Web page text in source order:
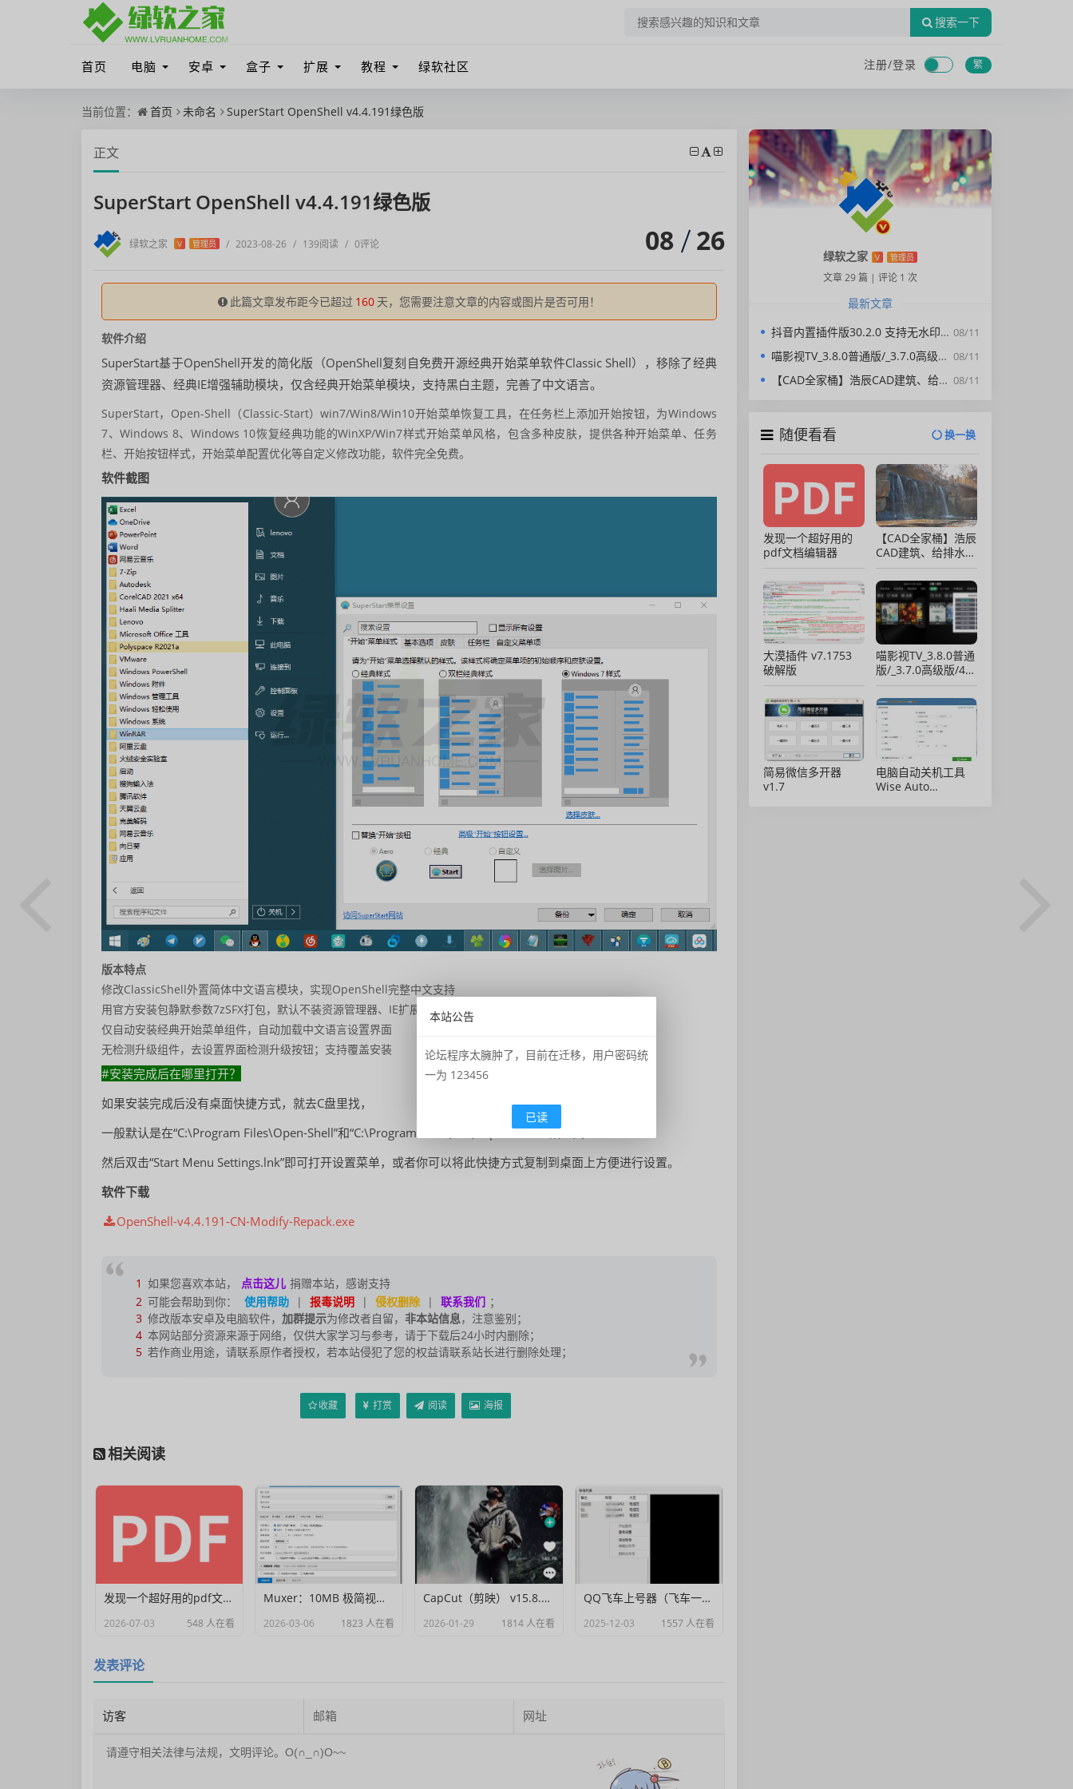
搜索一下
首页 电脑 安卓 盒子 扩展 教程 绿软社区 注册/登录 繁
当前位置： 首页 未命名 SuperStart OpenShell v4.4.191绿色版
正文
SuperStart OpenShell v4.4.191绿色版
绿软之家 V 管理员 / 2023-08-26 / 139阅读 / 0评论 08 26
此篇文章发布距今已超过 160 天，您需要注意文章的内容或图片是否可用！
软件介绍
SuperStart基于OpenShell开发的简化版（OpenShell复刻自免费开源经典开始菜单软件Classic Shell），移除了经典
资源管理器、经典IE增强辅助模块，仅含经典开始菜单模块，支持黑白主题，完善了中文语言。
SuperStart，Open-Shell（Classic-Start）win7/Win8/Win10开始菜单恢复工具，在任务栏上添加开始按钮，为Windows
7、Windows 8、Windows 10恢复经典功能的WinXP/Win7样式开始菜单风格，包含多种皮肤，提供各种开始菜单、任务
栏、开始按钮样式，开始菜单配置优化等自定义修改功能，软件完全免费。
软件截图
版本特点
修改ClassicShell外置简体中文语言模块，实现OpenShell完整中文支持
用官方安装包静默参数7zSFX打包，默认不装资源管理器、IE扩展组件
仅自动安装经典开始菜单组件，自动加载中文语言设置界面
无检测升级组件，去设置界面检测升级按钮；支持覆盖安装
#安装完成后在哪里打开？
如果安装完成后没有桌面快捷方式，就去C盘里找，
一般默认是在“C:\Program Files\Open-Shell”和“C:\Program Files (x86)\Open-Shell”路径下，
然后双击“Start Menu Settings.lnk”即可打开设置菜单，或者你可以将此快捷方式复制到桌面上方便进行设置。
软件下载
OpenShell-v4.4.191-CN-Modify-Reрack.exe
1 如果您喜欢本站， 点击这儿 捐赠本站，感谢支持
2 可能会帮助到你： 使用帮助 | 报毒说明 | 侵权删除 | 联系我们 ；
3 修改版本安卓及电脑软件， 加群提示为修改者自留， 非本站信息，注意鉴别；
4 本网站部分资源来源于网络，仅供大家学习与参考，请于下载后24小时内删除；
5 若作商业用途，请联系原作者授权，若本站侵犯了您的权益请联系站长进行删除处理；
收藏 打赏 阅读 海报
相关阅读
发现一个超好用的pdf文档编辑器
2026-07-03 548 人在看
Muxer：10MB 极简视频字幕批量封装工具 (单文件/绿色版)
2026-03-06 1823 人在看
CapCut（剪映） v15.8.0 国际高级会员解锁破解版
2026-01-29 1814 人在看
QQ飞车上号器（飞车一键登号器）V1.0
2025-12-03 1557 人在看
发表评论
绿软之家 V 管理员
文章 29 篇 | 评论 1 次
最新文章
08/11
抖音内置插件版30.2.0 支持无水印下载视频，去广告，精简界面
08/11
喵影视TV_3.8.0普通版/_3.7.0高级版/4.X低版本完美适配/内置源/4K超清
08/11
【CAD全家桶】浩辰CAD建筑、给排水、暖通、电气、电力软件 安装包中文版，亲测可用！
随便看看 换一换
发现一个超好用的
pdf文档编辑器
【CAD全家桶】浩辰
CAD建筑、给排水、
暖通、电气、电力软
件 安装包中文版，
亲测可用！
大漠插件 v7.1753
破解版
喵影视TV_3.8.0普通
版/_3.7.0高级版/4.X
低版本完美适配/内
置源/4K超清
简易微信多开器
v1.7
电脑自动关机工具
Wise Auto
本站公告
论坛程序太臃肿了，目前在迁移，用户密码统
一为 123456
已读